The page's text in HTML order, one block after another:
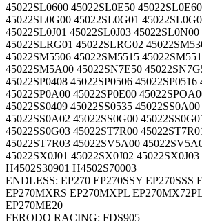
45022SL0600 45022SL0E50
45022SL0G00 45022SL0G01
45022SL0J01 45022SL0J03
45022SLRG01 45022SLRG02
45022SM5506 45022SM5515
45022SM5A00 45022SN7E50
45022SP0408 45022SP0506 45022SP0516
45022SP0A00 45022SP0E00
45022SS0409 45022SS0535
45022SS0A02 45022SS0G00
45022SS0G03 45022ST7R00
45022ST7R03 45022SV5A00
45022SX0J01 45022SX0J02
H4502S30901 H4502S70003
ENDLESS: EP270 EP270SSY EP270SSS
EP270MXRS EP270MXPL
EP270ME20
FERODO RACING: FDS905